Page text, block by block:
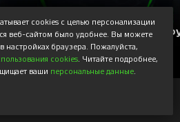
ИСТИННАЯ
САМОЕ ЛЕГКОЕ
cookies с целью персонализации
веб-сайтом было удобнее. Вы можете
настройках браузера. Пожалуйста,
cookies . Читайте подробнее,
ваши персональные данные